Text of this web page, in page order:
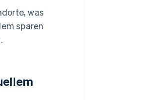
was
sparen